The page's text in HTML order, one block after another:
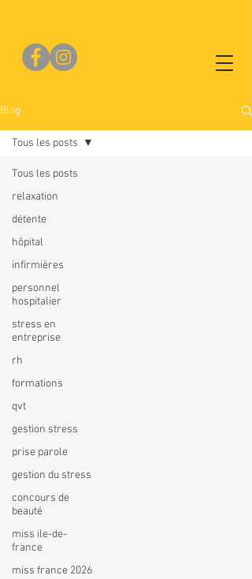
Blog
Tous les posts
relaxation
détente
hôpital
infirmières
personnel
hospitalier
stress en
entreprise
rh
formations
qvt
gestion stress
prise parole
gestion du stress
concours de
beauté
miss ile-de-
france
miss france 2026
Tous les posts